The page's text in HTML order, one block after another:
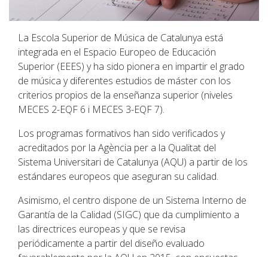
La Escola Superior de Música de Catalunya está
integrada en el Espacio Europeo de Educación
Superior (EEES) y ha sido pionera en impartir el grado
de música y diferentes estudios de máster con los
criterios propios de la enseñanza superior (niveles
MECES 2-EQF 6 i MECES 3-EQF 7).
Los programas formativos han sido verificados y
acreditados por la Agència per a la Qualitat del
Sistema Universitari de Catalunya (AQU) a partir de los
estándares europeos que aseguran su calidad.
Asimismo, el centro dispone de un Sistema Interno de
Garantía de la Calidad (SIGC) que da cumplimiento a
las directrices europeas y que se revisa
periódicamente a partir del diseño evaluado